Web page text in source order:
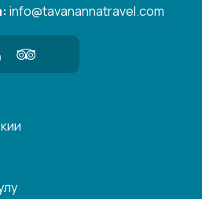
info@tavanannatravel.com